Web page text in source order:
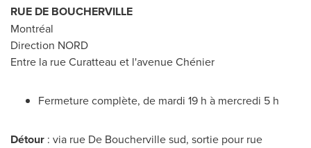
RUE DE BOUCHERVILLE
Montréal
Direction NORD
Entre la rue Curatteau et l'avenue Chénier
Fermeture complète, de mardi 19 h à mercredi 5 h
Détour : via rue De Boucherville sud, sortie pour rue